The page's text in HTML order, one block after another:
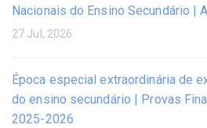
Nacionais do Ensino Secundário |
27 Jul, 2026
Época especial extraordinária de
do ensino secundário | Provas
2025-2026